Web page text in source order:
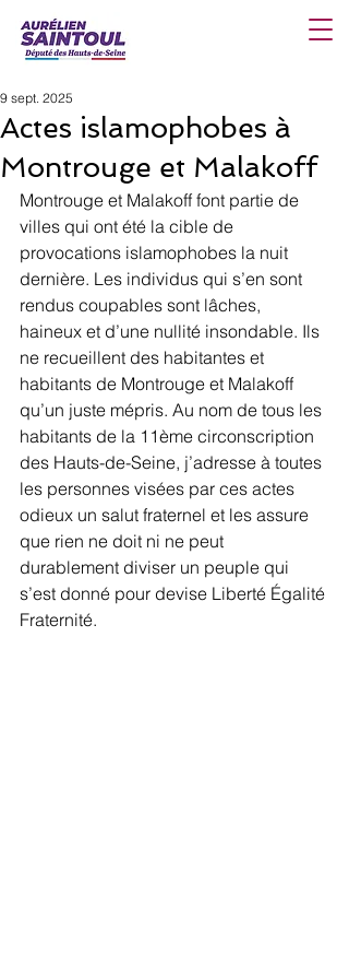
Actes islamophobes à
Montrouge et Malakoff
9 sept. 2025
Montrouge et Malakoff font partie de
villes qui ont été la cible de
provocations islamophobes la nuit
dernière. Les individus qui s’en sont
rendus coupables sont lâches,
haineux et d’une nullité insondable. Ils
ne recueillent des habitantes et
habitants de Montrouge et Malakoff
qu’un juste mépris. Au nom de tous les
habitants de la 11ème circonscription
des Hauts-de-Seine, j’adresse à toutes
les personnes visées par ces actes
odieux un salut fraternel et les assure
que rien ne doit ni ne peut
durablement diviser un peuple qui
s’est donné pour devise Liberté Égalité
Fraternité.